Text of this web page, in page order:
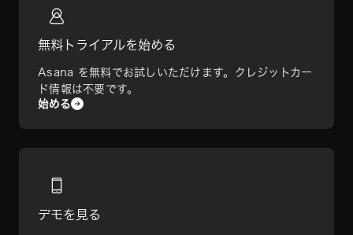
無料トライアルを始める
Asana を無料でお試しいただけます。クレジットカー
ド情報は不要です。
始める
デモを見る